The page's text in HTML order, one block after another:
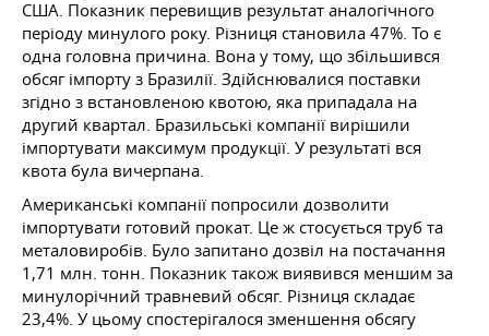
США. Показник перевищив результат аналогічного
періоду минулого року. Різниця становила 47%. То є
одна головна причина. Вона у тому, що збільшився
обсяг імпорту з Бразилії. Здійснювалися поставки
згідно з встановленою квотою, яка припадала на
другий квартал. Бразильські компанії вирішили
імпортувати максимум продукції. У результаті вся
квота була вичерпана.
Американські компанії попросили дозволити
імпортувати готовий прокат. Це ж стосується труб та
металовиробів. Було запитано дозвіл на постачання
1,71 млн. тонн. Показник також виявився меншим за
минулорічний травневий обсяг. Різниця складає
23,4%. У цьому спостерігалося зменшення обсягу